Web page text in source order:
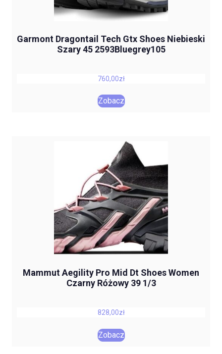
Garmont Dragontail Tech Gtx Shoes Niebieski
Szary 45 2593Bluegrey105
760,00zł
Zobacz
Mammut Aegility Pro Mid Dt Shoes Women
Czarny Różowy 39 1/3
828,00zł
Zobacz